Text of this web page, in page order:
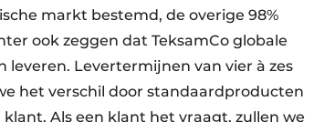
markt bestemd, de overige 98%
ook zeggen dat TeksamCo globale
Levertermijnen van vier à zes
het verschil door standaardproducten
Als een klant het vraagt, zullen we